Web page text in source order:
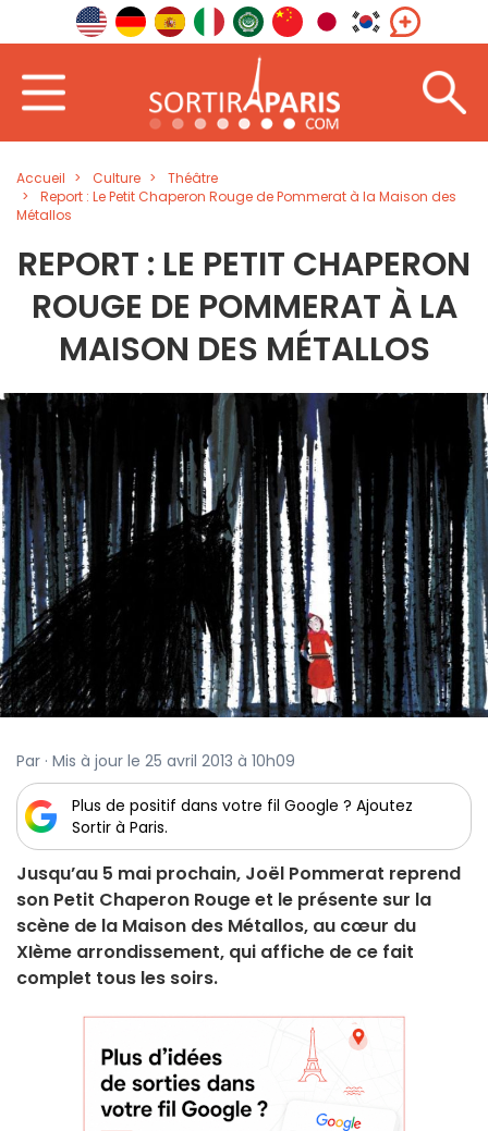
Accueil Culture
Théâtre
Report : Le Petit Chaperon Rouge de Pommerat à la Maison des
Métallos
REPORT : LE PETIT CHAPERON
ROUGE DE POMMERAT À LA
MAISON DES MÉTALLOS
Par · Mis à jour le 25 avril 2013 à 10h09
Plus de positif dans votre fil Google ? Ajoutez
Sortir à Paris.
Jusqu’au 5 mai prochain, Joël Pommerat reprend
son Petit Chaperon Rouge et le présente sur la
scène de la Maison des Métallos, au cœur du
XIème arrondissement, qui affiche de ce fait
complet tous les soirs.